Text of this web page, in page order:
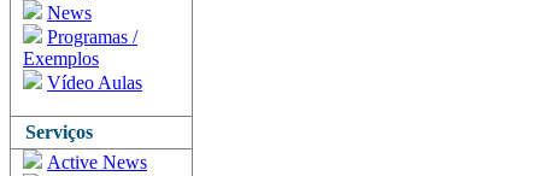
News
Programas /
Exemplos
Vídeo Aulas
Serviços
Active News